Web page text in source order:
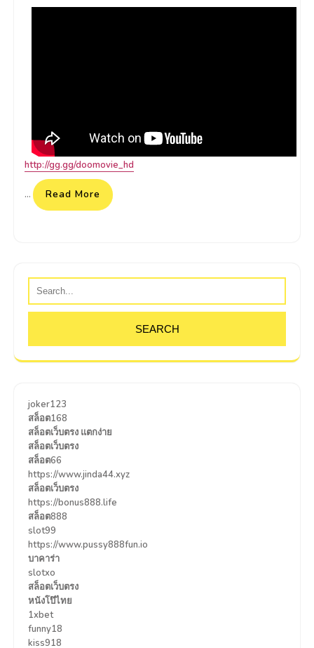
http://gg.gg/doomovie_hd
… Read More
joker123
สล็อต168
สล็อตเว็บตรง แตกง่าย
สล็อตเว็บตรง
สล็อต66
https://www.jinda44.xyz
สล็อตเว็บตรง
https://bonus888.life
สล็อต888
slot99
https://www.pussy888fun.io
บาคาร่า
slotxo
สล็อตเว็บตรง
หนังโป๊ไทย
1xbet
funny18
kiss918